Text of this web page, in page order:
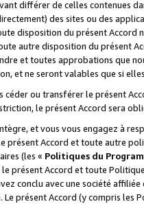
différer de celles contenues
des sites ou des
disposition du présent Accord
autre disposition du présent
et toutes approbations que
et ne seront valables que si
céder ou transférer le présent
le présent Accord sera
et vous vous engagez à
présent Accord et toute autre
(les « Politiques du
présent Accord et toute
conclu avec une société
Le présent Accord (y compris les